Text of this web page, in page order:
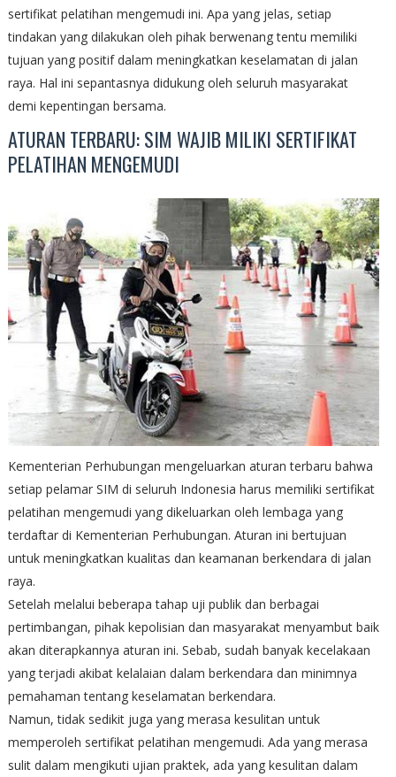
sertifikat pelatihan mengemudi ini. Apa yang jelas, setiap
tindakan yang dilakukan oleh pihak berwenang tentu memiliki
tujuan yang positif dalam meningkatkan keselamatan di jalan
raya. Hal ini sepantasnya didukung oleh seluruh masyarakat
demi kepentingan bersama.
ATURAN TERBARU: SIM WAJIB MILIKI SERTIFIKAT
PELATIHAN MENGEMUDI
Kementerian Perhubungan mengeluarkan aturan terbaru bahwa
setiap pelamar SIM di seluruh Indonesia harus memiliki sertifikat
pelatihan mengemudi yang dikeluarkan oleh lembaga yang
terdaftar di Kementerian Perhubungan. Aturan ini bertujuan
untuk meningkatkan kualitas dan keamanan berkendara di jalan
raya.
Setelah melalui beberapa tahap uji publik dan berbagai
pertimbangan, pihak kepolisian dan masyarakat menyambut baik
akan diterapkannya aturan ini. Sebab, sudah banyak kecelakaan
yang terjadi akibat kelalaian dalam berkendara dan minimnya
pemahaman tentang keselamatan berkendara.
Namun, tidak sedikit juga yang merasa kesulitan untuk
memperoleh sertifikat pelatihan mengemudi. Ada yang merasa
sulit dalam mengikuti ujian praktek, ada yang kesulitan dalam